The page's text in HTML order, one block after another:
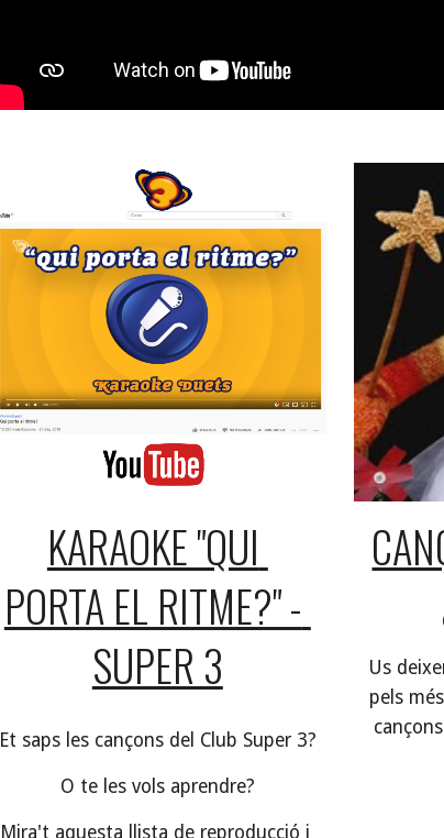
KARAOKE "QUI
PORTA EL RITME?" -
SUPER 3
Et saps les cançons del Club Super 3?
O te les vols aprendre?
Mira't aquesta llista de reproducció i
Us
pels